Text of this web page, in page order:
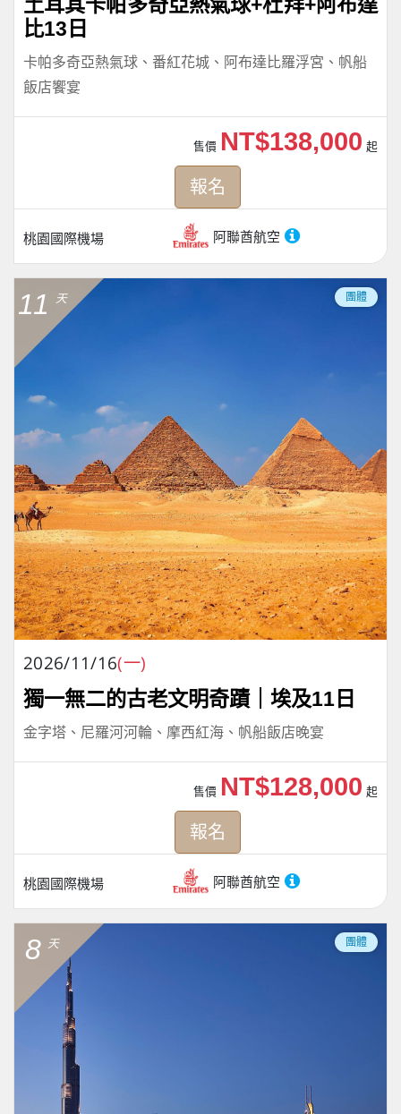
土耳其卡帕多奇亞熱氣球+杜拜+阿布達
比13日
卡帕多奇亞熱氣球、番紅花城、阿布達比羅浮宮、帆船
飯店饗宴
桃園國際機場 阿聯酋航空
售價 NT$138,000 起
報名
11 天 團體
2026/11/16(一)
獨一無二的古老文明奇蹟｜埃及11日
金字塔、尼羅河河輪、摩西紅海、帆船飯店晚宴
桃園國際機場 阿聯酋航空
售價 NT$128,000 起
報名
8 天 團體